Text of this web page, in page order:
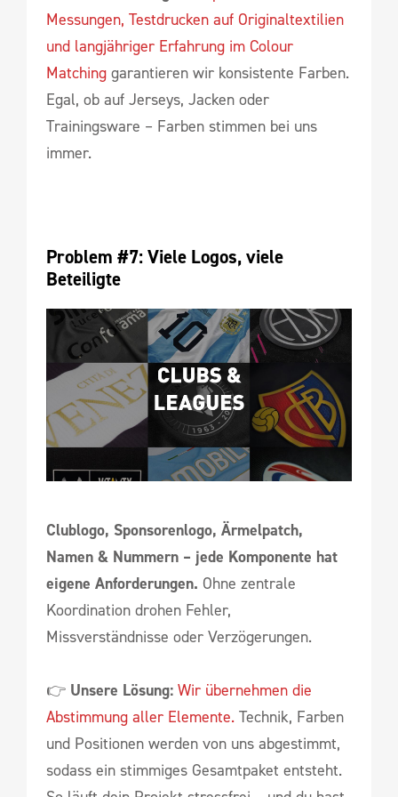
Messungen, Testdrucken auf Originaltextilien
und langjähriger Erfahrung im Colour
Matching garantieren wir konsistente Farben.
Egal, ob auf Jerseys, Jacken oder
Trainingsware – Farben stimmen bei uns
immer.
Problem #7: Viele Logos, viele
Beteiligte
Clublogo, Sponsorenlogo, Ärmelpatch,
Namen & Nummern – jede Komponente hat
eigene Anforderungen. Ohne zentrale
Koordination drohen Fehler,
Missverständnisse oder Verzögerungen.
👉 Unsere Lösung: Wir übernehmen die
Abstimmung aller Elemente. Technik, Farben
und Positionen werden von uns abgestimmt,
sodass ein stimmiges Gesamtpaket entsteht.